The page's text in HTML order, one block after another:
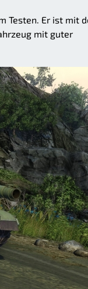
Testen. Er ist mit
mit guter